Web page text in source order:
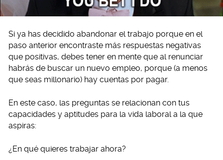
Si ya has decidido abandonar el trabajo porque en el
paso anterior encontraste más respuestas negativas
que positivas, debes tener en mente que al renunciar
habrás de buscar un nuevo empleo, porque (a menos
que seas millonario) hay cuentas por pagar.
En este caso, las preguntas se relacionan con tus
capacidades y aptitudes para la vida laboral a la que
aspiras:
¿En qué quieres trabajar ahora?